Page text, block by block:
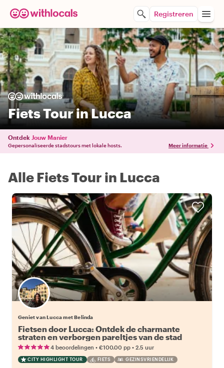
Registreren
Fiets Tour in Lucca
Ontdek Jouw Manier
Gepersonaliseerde stadstours met lokale hosts. Meer informatie
Alle Fiets Tour in Lucca
Geniet van Lucca met Belinda
Fietsen door Lucca: Ontdek de charmante
straten en verborgen pareltjes van de stad
4 beoordelingen • €100.00 pp • 2.5 uur
CITY HIGHLIGHT TOUR FIETS GEZINSVRIENDELIJK